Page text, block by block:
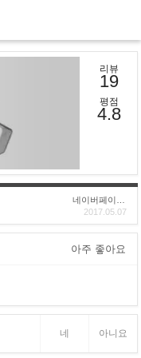
리뷰
19
평점
4.8
2017.05.07
아주 좋아요
네 아니요